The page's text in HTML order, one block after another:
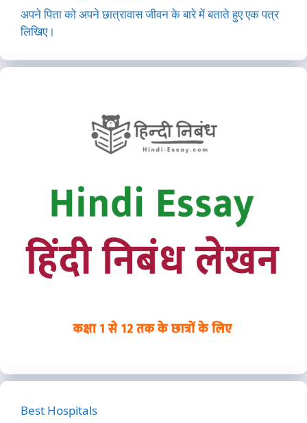
अपने पिता को अपने छात्रावास जीवन के बारे में बताते हुए एक पत्र
लिखिए।
Best Hospitals